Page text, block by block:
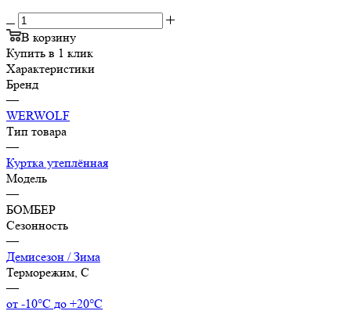
В корзину
Купить в 1 клик
Характеристики
Бренд
—
WERWOLF
Тип товара
—
Куртка утеплённая
Модель
—
БОМБЕР
Сезонность
—
Демисезон / Зима
Терморежим, C
—
от -10°С до +20°С